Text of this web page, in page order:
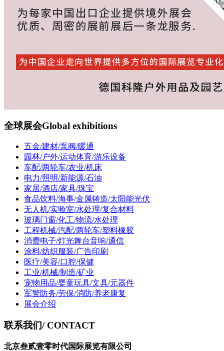
全球展会Global exhibitions
五金/建材/泵阀/暖通
园林/户外/运动体育/游乐设备
车配/两轮车/农业/机床
电力/照明/新能源/石油
家居/酒店/家具/珠宝
食品饮料/海事/金属铸造/太阳能光伏
无人机/实验室/水处理/复合材料
玻璃门窗/化工/物流/水处理
工程机械/汽配/两轮车/塑料橡胶
消费电子/灯光舞台音响/通信
涂料/纺织服装/广告印刷
医疗/美容/口腔/保健
工业/机械/制造/矿业
宠物用品/婴童玩具/文具/元器件
军警防务/劳保/消防/养老康复
展会介绍
联系我们/ CONTACT
北京叁贰壹零时代国际展览有限公司